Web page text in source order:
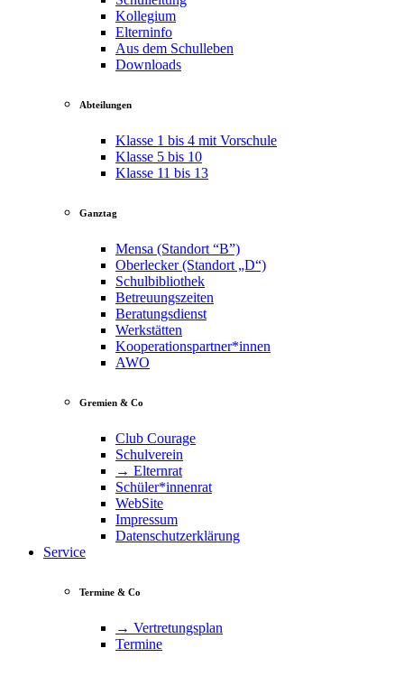
Kollegium
Elterninfo
Aus dem Schulleben
Downloads
Abteilungen
Klasse 1 bis 4 mit Vorschule
Klasse 5 bis 10
Klasse 11 bis 13
Ganztag
Mensa (Standort “B”)
Oberlecker (Standort „D“)
Schulbibliothek
Betreuungszeiten
Beratungsdienst
Werkstätten
Kooperationspartner*innen
AWO
Gremien & Co
Club Courage
Schulverein
→ Elternrat
Schüler*innenrat
WebSite
Impressum
Datenschutzerklärung
Service
Termine & Co
→ Vertretungsplan
Termine